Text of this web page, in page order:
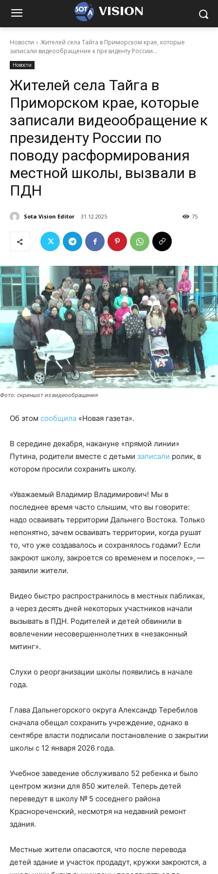
VISION
Новости
Жителей села Тайга в Приморском крае, которые
записали видеообращение к президенту России...
Новости
Жителей села Тайга в
Приморском крае, которые
записали видеообращение к
президенту России по
поводу расформирования
местной школы, вызвали в
ПДН
Sota Vision Editor 31.12.2025 75
Фото: скриншот из видеообращения
Об этом сообщила «Новая газета».
В середине декабря, накануне «прямой линии»
Путина, родители вместе с детьми записали ролик, в
котором просили сохранить школу.
«Уважаемый Владимир Владимирович! Мы в
последнее время часто слышим, что вы говорите:
надо осваивать территории Дальнего Востока. Только
непонятно, зачем осваивать территории, когда рушат
то, что уже создавалось и сохранялось годами? Если
закроют школу, закроется со временем и поселок», —
заявили жители.
Видео быстро распространилось в местных пабликах,
а через десять дней некоторых участников начали
вызывать в ПДН. Родителей и детей обвинили в
вовлечении несовершеннолетних в «незаконный
митинг».
Слухи о реорганизации школы появились в начале
года.
Глава Дальнегорского округа Александр Теребилов
сначала обещал сохранить учреждение, однако в
сентябре власти подписали постановление о закрытии
школы с 12 января 2026 года.
Учебное заведение обслуживало 52 ребенка и было
центром жизни для 850 жителей. Теперь детей
переведут в школу № 5 соседнего района
Краснореченский, несмотря на недавний ремонт
здания.
Местные жители опасаются, что после перевода
детей здание и участок продадут, кружки закроются, а